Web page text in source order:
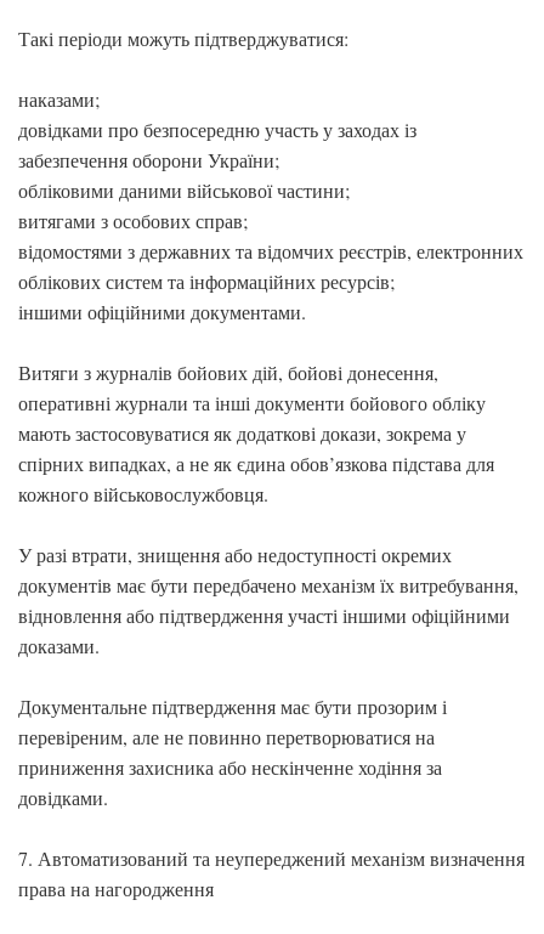
Такі періоди можуть підтверджуватися:
наказами;
довідками про безпосередню участь у заходах із
забезпечення оборони України;
обліковими даними військової частини;
витягами з особових справ;
відомостями з державних та відомчих реєстрів, електронних
облікових систем та інформаційних ресурсів;
іншими офіційними документами.
Витяги з журналів бойових дій, бойові донесення,
оперативні журнали та інші документи бойового обліку
мають застосовуватися як додаткові докази, зокрема у
спірних випадках, а не як єдина обов’язкова підстава для
кожного військовослужбовця.
У разі втрати, знищення або недоступності окремих
документів має бути передбачено механізм їх витребування,
відновлення або підтвердження участі іншими офіційними
доказами.
Документальне підтвердження має бути прозорим і
перевіреним, але не повинно перетворюватися на
приниження захисника або нескінченне ходіння за
довідками.
7. Автоматизований та неупереджений механізм визначення
права на нагородження